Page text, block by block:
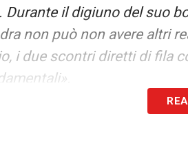
Durante il digiuno del suo
non può non avere altri
i due scontri diretti di fila